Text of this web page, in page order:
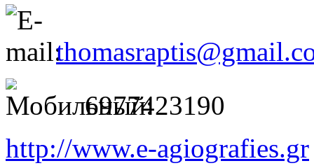
6977423190
http://www.e-agiografies.gr